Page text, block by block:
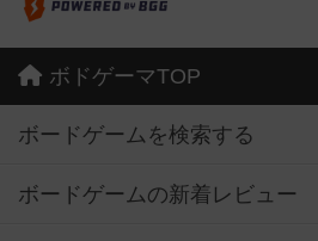
ボドゲーマTOP
ボードゲームを検索する
ボードゲームの新着レビュー